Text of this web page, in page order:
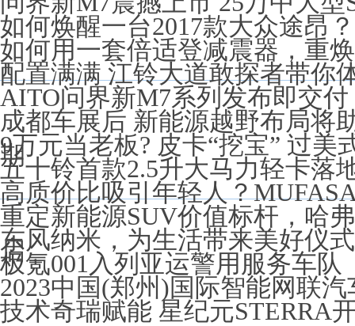
如何焕醒一台2017款大众途昂
如何用一套倍适登减震器，重
配置满满 江铃大道敢探者带你
AITO问界新M7系列发布即交付
成都车展后 新能源越野布局将
期
9万元当老板? 皮卡“挖宝” 过美
五十铃首款2.5升大马力轻卡落
高质价比吸引年轻人？
重定新能源SUV价值标杆，哈
启
东风纳米，为生活带来美好仪
极氪001入列亚运警用服务车队
2023中国(郑州)国际智能网联
技术奇瑞赋能 星纪元STERRA